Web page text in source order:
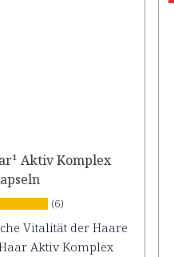
Aktiv Komplex
(6)
Vitalität der Haare
Aktiv Komplex